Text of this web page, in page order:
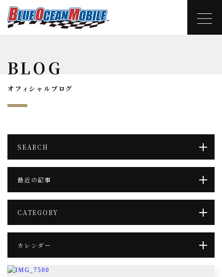
BLOG
オフィシャルブログ
SEARCH
最近の記事
CATEGORY
カレンダー